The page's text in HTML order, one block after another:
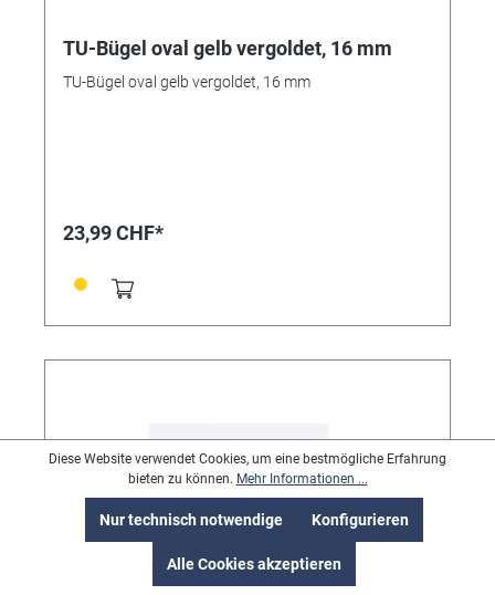
TU-Bügel oval gelb vergoldet, 16 mm
TU-Bügel oval gelb vergoldet, 16 mm
23,99 CHF*
Diese Website verwendet Cookies, um eine bestmögliche Erfahrung
bieten zu können. Mehr Informationen ...
Nur technisch notwendige Konfigurieren
Alle Cookies akzeptieren